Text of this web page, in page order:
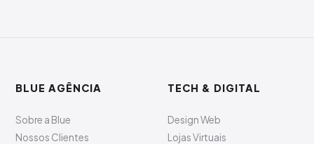
BLUE AGÊNCIA
Sobre a Blue
Nossos Clientes
TECH & DIGITAL
Design Web
Lojas Virtuais